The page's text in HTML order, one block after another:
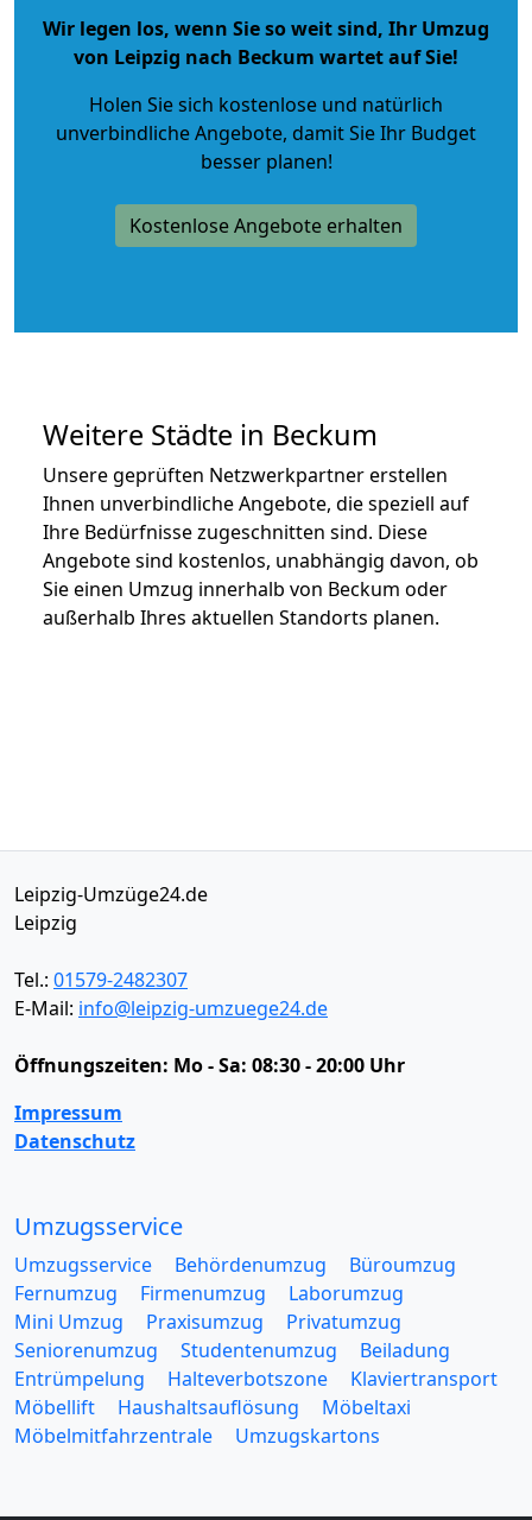
Wir legen los, wenn Sie so weit sind, Ihr Umzug
von Leipzig nach Beckum wartet auf Sie!
Holen Sie sich kostenlose und natürlich
unverbindliche Angebote, damit Sie Ihr Budget
besser planen!
Kostenlose Angebote erhalten
Weitere Städte in Beckum
Unsere geprüften Netzwerkpartner erstellen
Ihnen unverbindliche Angebote, die speziell auf
Ihre Bedürfnisse zugeschnitten sind. Diese
Angebote sind kostenlos, unabhängig davon, ob
Sie einen Umzug innerhalb von Beckum oder
außerhalb Ihres aktuellen Standorts planen.
Leipzig-Umzüge24.de
Leipzig
Tel.: 01579-2482307
E-Mail: info@leipzig-umzuege24.de
Öffnungszeiten: Mo - Sa: 08:30 - 20:00 Uhr
Impressum
Datenschutz
Umzugsservice
Umzugsservice Behördenumzug
Büroumzug
Fernumzug
Firmenumzug
Laborumzug
Mini Umzug
Praxisumzug
Privatumzug
Seniorenumzug
Studentenumzug
Beiladung
Entrümpelung
Halteverbotszone
Klaviertransport
Möbellift
Haushaltsauflösung
Möbeltaxi
Möbelmitfahrzentrale
Umzugskartons